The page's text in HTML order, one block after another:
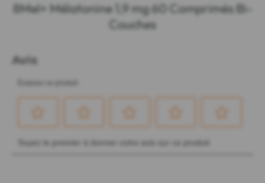
8Mel+ Mélatonine 1,9 mg 60 Comprimés Bi-
Couches